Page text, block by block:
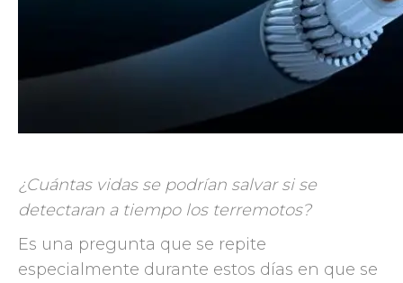
¿Cuántas vidas se podrían salvar si se
detectaran a tiempo los terremotos?
Es una pregunta que se repite
especialmente durante estos días en que se